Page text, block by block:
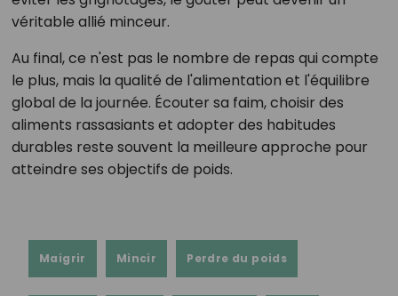
véritable allié minceur.
Au final, ce n'est pas le nombre de repas qui compte
le plus, mais la qualité de l'alimentation et l'équilibre
global de la journée. Écouter sa faim, choisir des
aliments rassasiants et adopter des habitudes
durables reste souvent la meilleure approche pour
atteindre ses objectifs de poids.
Maigrir Mincir Perdre du poids